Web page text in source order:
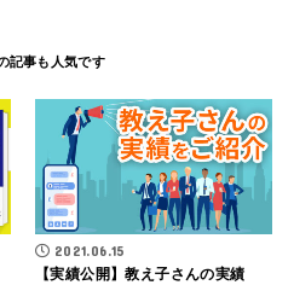
2021.06.15
【実績公開】教え子さんの実績